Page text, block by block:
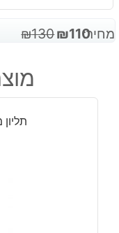
מחיר: ₪130המחיר
₪110
המחיר
₪110.
תליון